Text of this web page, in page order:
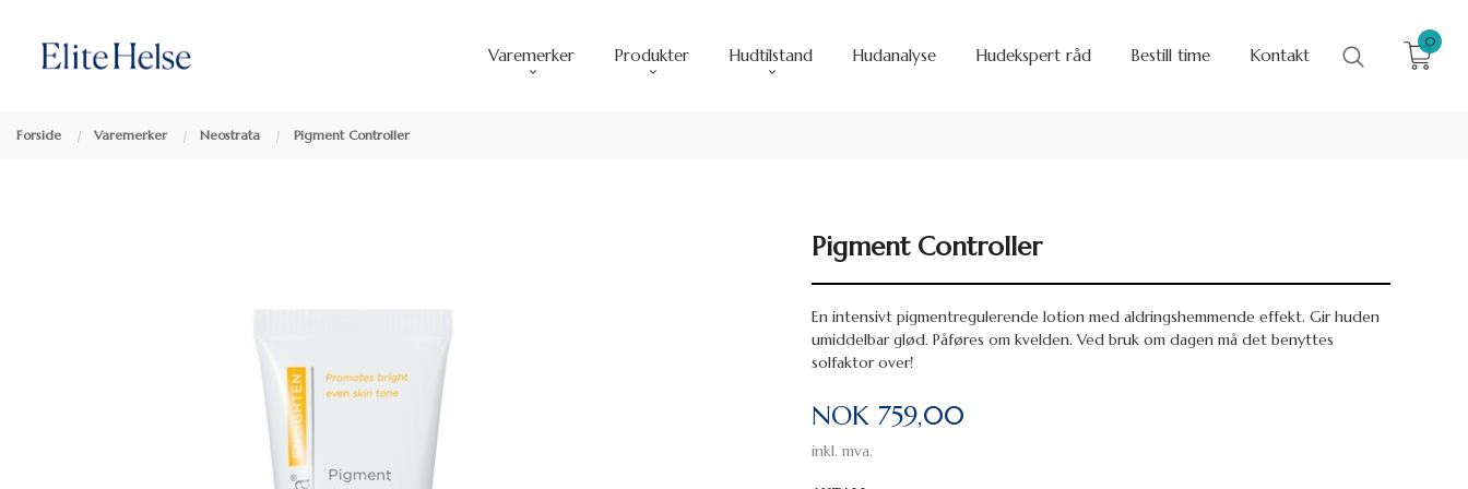
innholdet
Varemerker Produkter Hudtilstand Hudanalyse Hudekspert råd Bestill time Kontakt
0
Forside Varemerker Neostrata Pigment Controller
Pigment Controller
En intensivt pigmentregulerende lotion med aldringshemmende effekt. Gir huden
umiddelbar glød. Påføres om kvelden. Ved bruk om dagen må det benyttes
solfaktor over!
Pris
NOK 759,00
inkl. mva.